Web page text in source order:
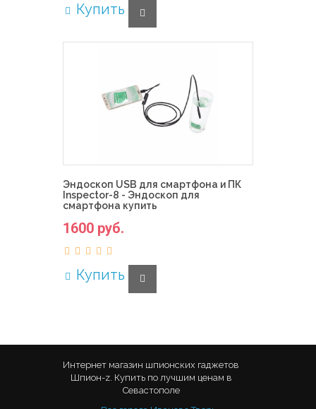
Купить
Эндоскоп USB для смартфона и ПК
Inspector-8 - Эндоскоп для
смартфона купить
1600 руб.
Купить
Интернет магазин шпионских гаджетов
Шпион-z. Купить по лучшим ценам в
Севастополе